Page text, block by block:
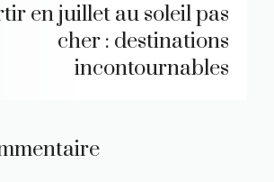
en juillet au soleil pas
cher : destinations
incontournables